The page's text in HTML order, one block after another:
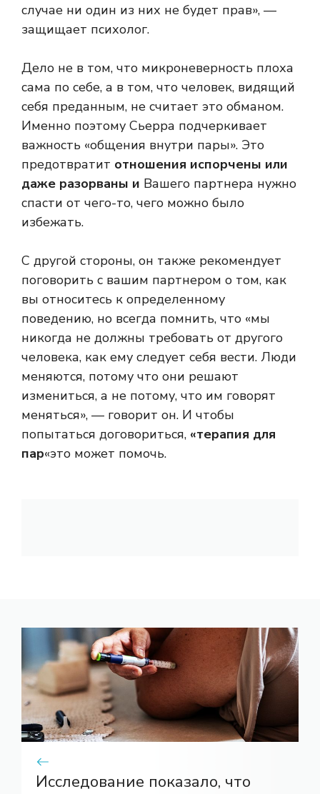
случае ни один из них не будет прав», —
защищает психолог.
Дело не в том, что микроневерность плоха
сама по себе, а в том, что человек, видящий
себя преданным, не считает это обманом.
Именно поэтому Сьерра подчеркивает
важность «общения внутри пары». Это
предотвратит отношения испорчены или
даже разорваны и Вашего партнера нужно
спасти от чего-то, чего можно было
избежать.
С другой стороны, он также рекомендует
поговорить с вашим партнером о том, как
вы относитесь к определенному
поведению, но всегда помнить, что «мы
никогда не должны требовать от другого
человека, как ему следует себя вести. Люди
меняются, потому что они решают
измениться, а не потому, что им говорят
меняться», — говорит он. И чтобы
попытаться договориться, «терапия для
пар«это может помочь.
Исследование показало, что